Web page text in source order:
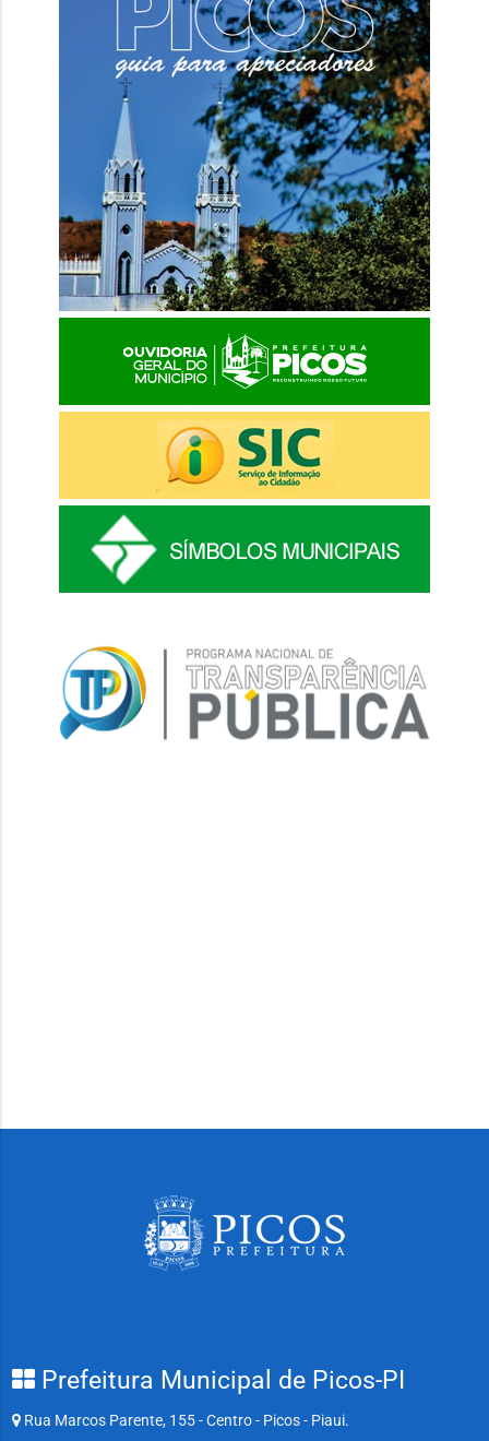
Prefeitura Municipal de Picos-PI
Rua Marcos Parente, 155 - Centro - Picos - Piaui.